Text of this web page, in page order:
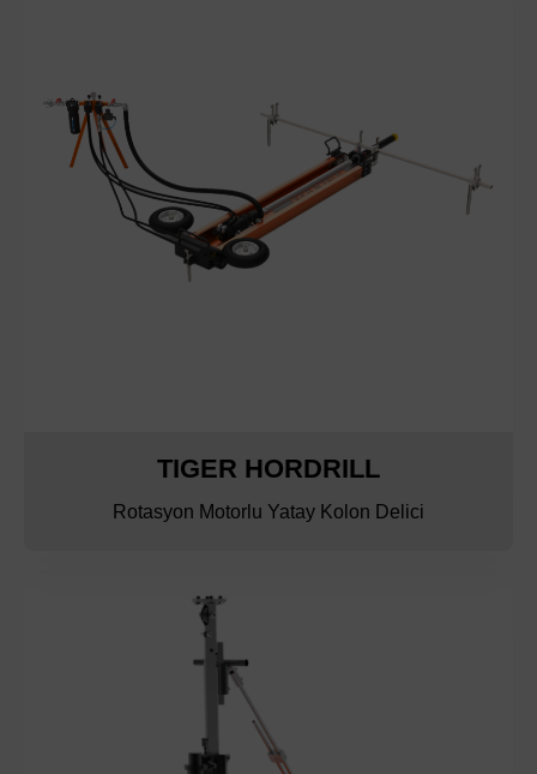
TIGER HORDRILL
Rotasyon Motorlu Yatay Kolon Delici